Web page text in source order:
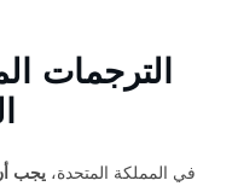
الترجمات
في المملكة المتحدة، يجب